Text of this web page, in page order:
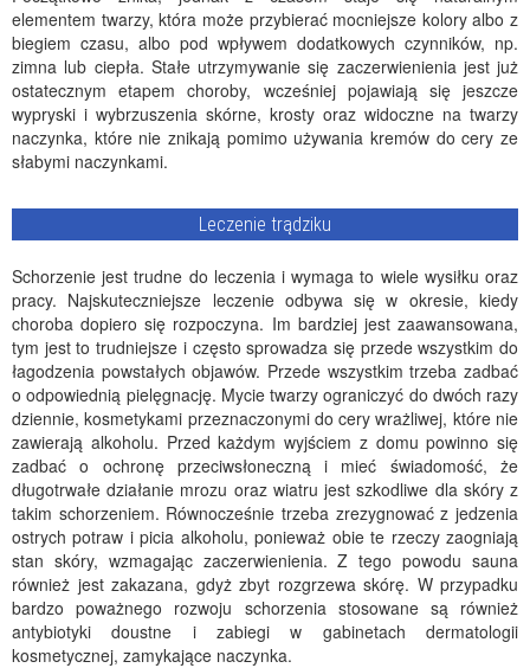
elementem twarzy, która może przybierać mocniejsze kolory albo z
biegiem czasu, albo pod wpływem dodatkowych czynników, np.
zimna lub ciepła. Stałe utrzymywanie się zaczerwienienia jest już
ostatecznym etapem choroby, wcześniej pojawiają się jeszcze
wypryski i wybrzuszenia skórne, krosty oraz widoczne na twarzy
naczynka, które nie znikają pomimo używania kremów do cery ze
słabymi naczynkami.
Leczenie trądziku
Schorzenie jest trudne do leczenia i wymaga to wiele wysiłku oraz
pracy. Najskuteczniejsze leczenie odbywa się w okresie, kiedy
choroba dopiero się rozpoczyna. Im bardziej jest zaawansowana,
tym jest to trudniejsze i często sprowadza się przede wszystkim do
łagodzenia powstałych objawów. Przede wszystkim trzeba zadbać
o odpowiednią pielęgnację. Mycie twarzy ograniczyć do dwóch razy
dziennie, kosmetykami przeznaczonymi do cery wrażliwej, które nie
zawierają alkoholu. Przed każdym wyjściem z domu powinno się
zadbać o ochronę przeciwsłoneczną i mieć świadomość, że
długotrwałe działanie mrozu oraz wiatru jest szkodliwe dla skóry z
takim schorzeniem. Równocześnie trzeba zrezygnować z jedzenia
ostrych potraw i picia alkoholu, ponieważ obie te rzeczy zaogniają
stan skóry, wzmagając zaczerwienienia. Z tego powodu sauna
również jest zakazana, gdyż zbyt rozgrzewa skórę. W przypadku
bardzo poważnego rozwoju schorzenia stosowane są również
antybiotyki doustne i zabiegi w gabinetach dermatologii
kosmetycznej, zamykające naczynka.